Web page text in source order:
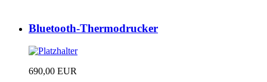
Bluetooth-Thermodrucker
690,00 EUR